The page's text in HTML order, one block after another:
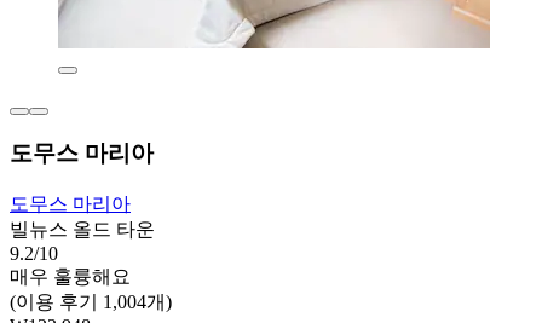
도무스 마리아
도무스 마리아
빌뉴스 올드 타운
9.2/10
매우 훌륭해요
(이용 후기 1,004개)